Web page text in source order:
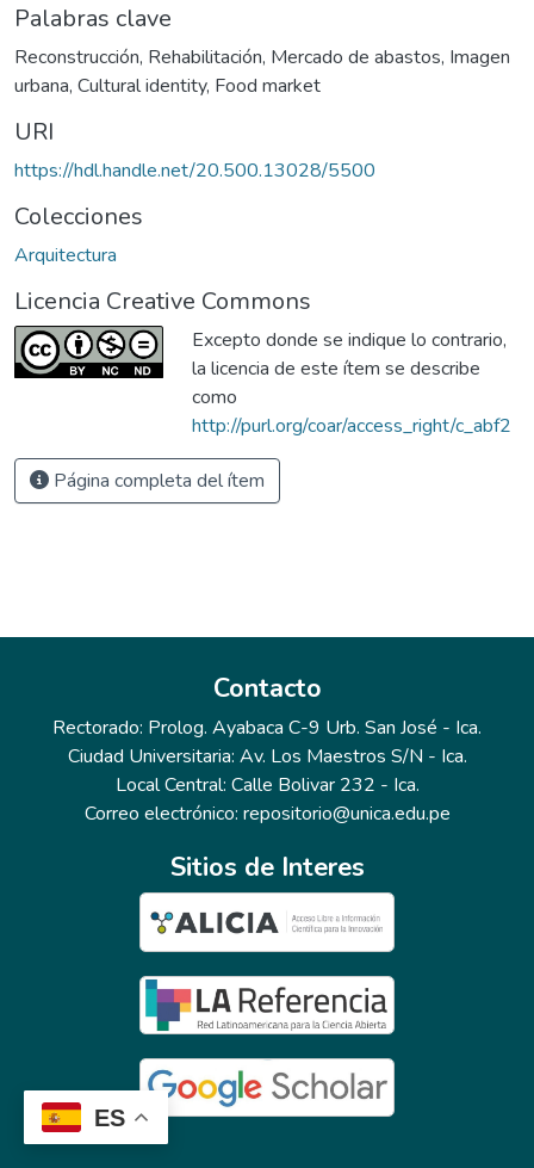
ES
Palabras clave
Reconstrucción, Rehabilitación, Mercado de abastos, Imagen
urbana, Cultural identity, Food market
URI
https://hdl.handle.net/20.500.13028/5500
Colecciones
Arquitectura
Licencia Creative Commons
Excepto donde se indique lo contrario,
la licencia de este ítem se describe
como
http://purl.org/coar/access_right/c_abf2
Página completa del ítem
Contacto
Rectorado: Prolog. Ayabaca C-9 Urb. San José - Ica.
Ciudad Universitaria: Av. Los Maestros S/N - Ica.
Local Central: Calle Bolivar 232 - Ica.
Correo electrónico: repositorio@unica.edu.pe
Sitios de Interes